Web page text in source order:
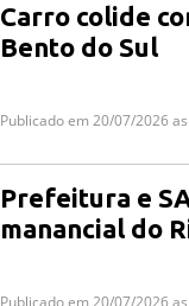
Carro colide
Bento do Sul
Publicado em 20/07/2026
Prefeitura e
manancial do
Publicado em 20/07/2026